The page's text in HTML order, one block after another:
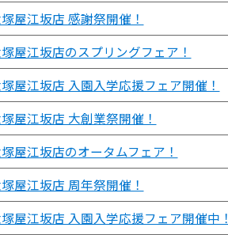
屋江坂店 感謝祭開催！
屋江坂店のスプリングフェア！
屋江坂店 入園入学応援フェア開催！
屋江坂店 大創業祭開催！
屋江坂店のオータムフェア！
屋江坂店 周年祭開催！
屋江坂店 入園入学応援フェア開催中